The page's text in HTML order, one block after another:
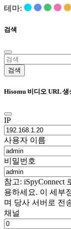
테마:
검색
검색
Hisomu 비디오 URL 생
IP
사용자 이름
비밀번호
참고: iSpyConnect
용하세요. 이 세부
며 당사 서버로 전
채널